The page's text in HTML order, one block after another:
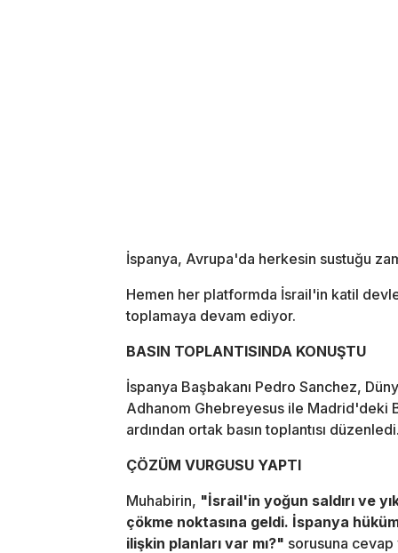
İspanya, Avrupa'da herkesin sustuğu
Hemen her platformda İsrail'in katil
toplamaya devam ediyor.
BASIN TOPLANTISINDA KONUŞTU
İspanya Başbakanı Pedro Sanchez,
Adhanom Ghebreyesus ile Madrid'deki
ardından ortak basın toplantısı
ÇÖZÜM VURGUSU YAPTI
Muhabirin, "İsrail'in yoğun saldırı ve
çökme noktasına geldi. İspanya
ilişkin planları var mı?" sorusuna